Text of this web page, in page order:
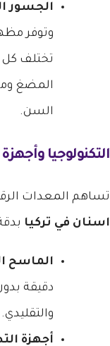
الجسور
وتوفر
تختلف كل
المضغ
السن.
التكنولوجيا
تساهم المعدات
اسنان في تركيا
الماسح
دقيقة
والتقليدي.
أجهزة